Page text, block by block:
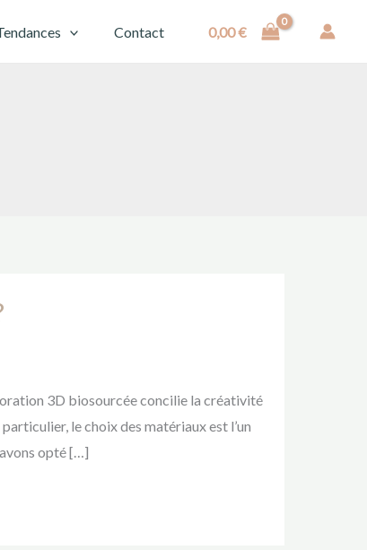
Contact 0,00€
3D biosourcée concilie la créativité
le choix des matériaux est l’un
opté […]